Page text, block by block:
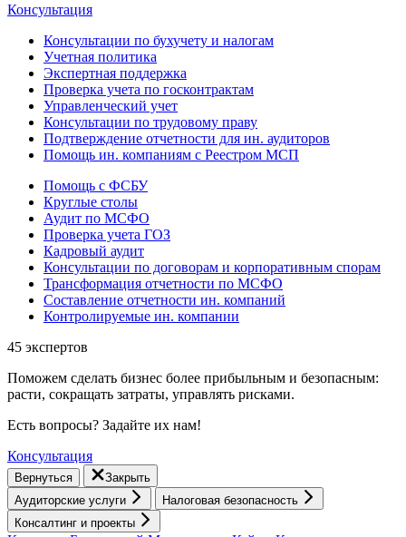
Консультация
Консультации по бухучету и налогам
Учетная политика
Экспертная поддержка
Проверка учета по госконтрактам
Управленческий учет
Консультации по трудовому праву
Подтверждение отчетности для ин. аудиторов
Помощь ин. компаниям с Реестром МСП
Помощь с ФСБУ
Круглые столы
Аудит по МСФО
Проверка учета ГОЗ
Кадровый аудит
Консультации по договорам и корпоративным спорам
Трансформация отчетности по МСФО
Составление отчетности ин. компаний
Контролируемые ин. компании
45 экспертов
Поможем сделать бизнес более прибыльным и безопасным:
расти, cокращать затраты, управлять рисками.
Есть вопросы? Задайте их нам!
Консультация
Вернуться
Закрыть
Аудиторские услуги
Налоговая безопасность
Консалтинг и проекты